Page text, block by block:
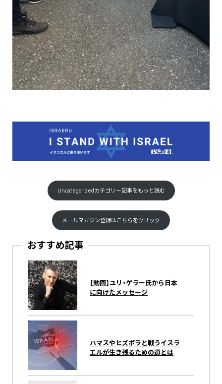
Uncategorizedカテゴリー記事をもっと読む
メールマガジン登録はこちらをクリック
おすすめ記事
【動画】ユリ・ゲラー氏から日本
に向けたメッセージ
ハマスやヒズボラと戦うイスラ
エルが生き残るための道とは